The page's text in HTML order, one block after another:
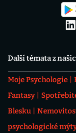
Další témata z
Moje Psychologie
Fantasy
Blesku
psychologické